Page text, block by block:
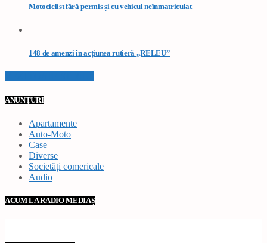
Motociclist fără permis și cu vehicul neînmatriculat
148 de amenzi în acțiunea rutieră „RELEU”
ANUNȚURI
Apartamente
Auto-Moto
Case
Diverse
Societăți comericale
Audio
ACUM LA RADIO MEDIAȘ